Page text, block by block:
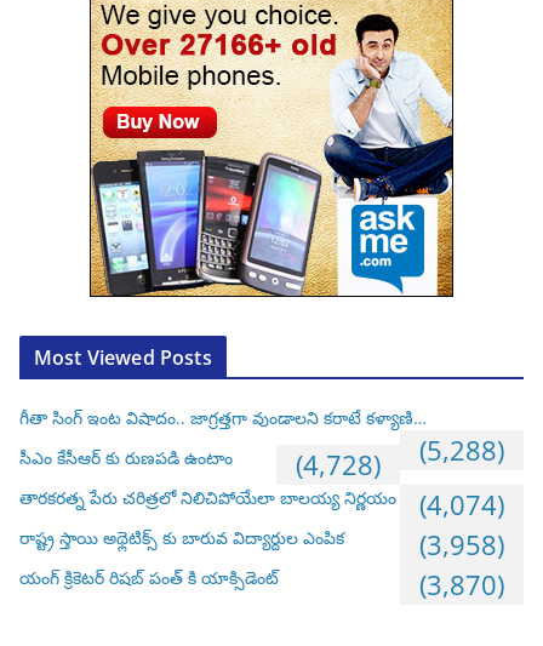
Most Viewed Posts
గీతా సింగ్ ఇంట విషాదం.. జాగ్రత్తగా వుండాలని కరాటే కళ్యాణి…
(5,288)
సీఎం కేసీఆర్ కు రుణపడి ఉంటాం (4,728)
తారకరత్న పేరు చరిత్రలో నిలిచిపోయేలా బాలయ్య నిర్ణయం (4,074)
రాష్ట్ర స్తాయి అథ్లెటిక్స్ కు బారువ విద్యార్దుల ఎంపిక (3,958)
యంగ్ క్రికెటర్ రిషబ్ పంత్ కి యాక్సిడెంట్ (3,870)